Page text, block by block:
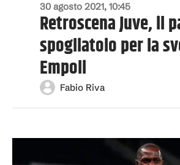
30 agosto 2021, 10:45
Retroscena Juve, il
spogliatoio per la
Empoli
Fabio Riva